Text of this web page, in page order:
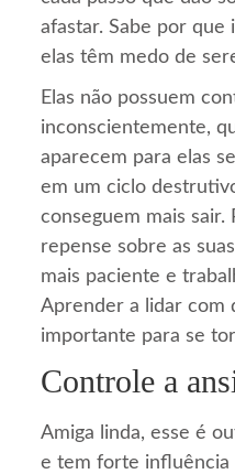
afastar. Sabe por que
elas têm medo de
Elas não possuem
inconscientemente,
aparecem para elas
em um ciclo
conseguem mais sair.
repense sobre as
mais paciente e
Aprender a lidar com
importante para se
Controle a
Amiga linda, esse é
e tem forte influência